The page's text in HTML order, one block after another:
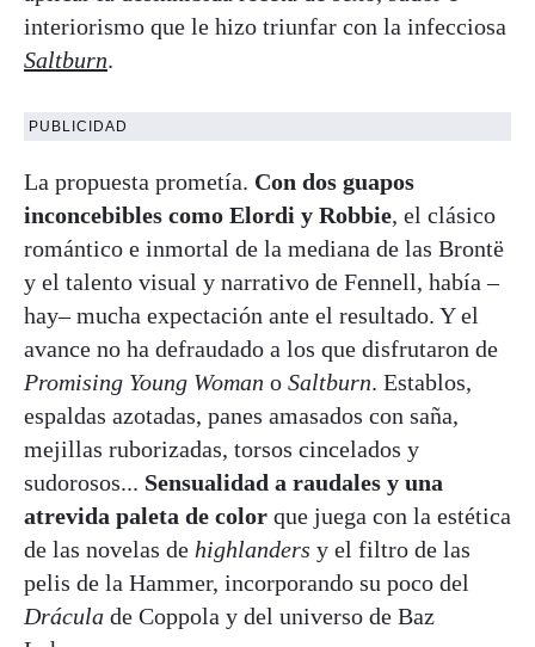
interiorismo que le hizo triunfar con la infecciosa
Saltburn.
PUBLICIDAD
La propuesta prometía. Con dos guapos
inconcebibles como Elordi y Robbie, el clásico
romántico e inmortal de la mediana de las Brontë
y el talento visual y narrativo de Fennell, había –
hay– mucha expectación ante el resultado. Y el
avance no ha defraudado a los que disfrutaron de
Promising Young Woman o Saltburn. Establos,
espaldas azotadas, panes amasados con saña,
mejillas ruborizadas, torsos cincelados y
sudorosos... Sensualidad a raudales y una
atrevida paleta de color que juega con la estética
de las novelas de highlanders y el filtro de las
pelis de la Hammer, incorporando su poco del
Drácula de Coppola y del universo de Baz